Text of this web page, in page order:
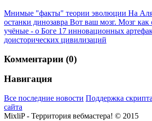
Мнимые "факты" теории эволюции На
останки динозавра Вот ваш мозг. Мозг как
учёные - о Боге 17 инновационных
доисторических цивилизаций
Комментарии (0)
Навигация
Все последние новости Поддержка скрипта
сайта
MixliP - Территория вебмастера! © 2015